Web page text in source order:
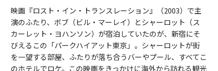
映画『ロスト・イン・トランスレーション』（2003）で主
演のふたり、ボブ（ビル・マーレイ）とシャーロット（ス
カーレット・ヨハンソン）が宿泊していたのが、新宿にそ
びえるこの「パークハイアット東京」。シャーロットが街
を一望する部屋、ふたりが落ち合うバーやプール、すべてこ
のホテルでロケ。この映画をきっかけに海外から訪れる観光